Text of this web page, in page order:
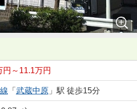
円～11.1万円
「 武蔵中原」駅 徒歩15分